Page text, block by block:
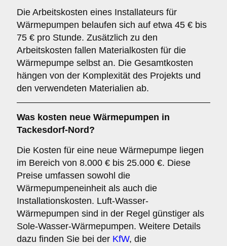
Die Arbeitskosten eines Installateurs für
Wärmepumpen belaufen sich auf etwa 45 € bis
75 € pro Stunde. Zusätzlich zu den
Arbeitskosten fallen Materialkosten für die
Wärmepumpe selbst an. Die Gesamtkosten
hängen von der Komplexität des Projekts und
den verwendeten Materialien ab.
Was kosten neue Wärmepumpen in
Tackesdorf-Nord?
Die Kosten für eine neue Wärmepumpe liegen
im Bereich von 8.000 € bis 25.000 €. Diese
Preise umfassen sowohl die
Wärmepumpeneinheit als auch die
Installationskosten. Luft-Wasser-
Wärmepumpen sind in der Regel günstiger als
Sole-Wasser-Wärmepumpen. Weitere Details
dazu finden Sie bei der KfW, die